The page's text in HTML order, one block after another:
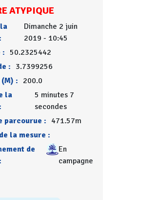
ATYPIQUE
Dimanche 2 juin
2019 - 10:45
: 50.2325442
: 3.7399256
: 200.0
la
5 minutes 7
secondes
parcourue : 471.57m
la mesure :
de
En
campagne